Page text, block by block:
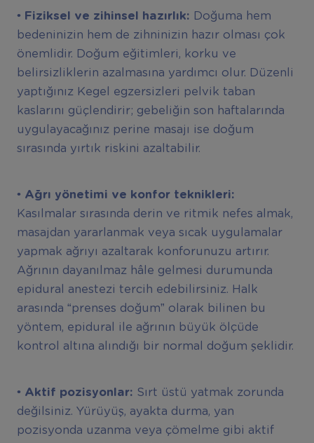
• Fiziksel ve zihinsel hazırlık: Doğuma hem
bedeninizin hem de zihninizin hazır olması çok
önemlidir. Doğum eğitimleri, korku ve
belirsizliklerin azalmasına yardımcı olur. Düzenli
yaptığınız Kegel egzersizleri pelvik taban
kaslarını güçlendirir; gebeliğin son haftalarında
uygulayacağınız perine masajı ise doğum
sırasında yırtık riskini azaltabilir.
• Ağrı yönetimi ve konfor teknikleri:
Kasılmalar sırasında derin ve ritmik nefes almak,
masajdan yararlanmak veya sıcak uygulamalar
yapmak ağrıyı azaltarak konforunuzu artırır.
Ağrının dayanılmaz hâle gelmesi durumunda
epidural anestezi tercih edebilirsiniz. Halk
arasında “prenses doğum” olarak bilinen bu
yöntem, epidural ile ağrının büyük ölçüde
kontrol altına alındığı bir normal doğum şeklidir.
• Aktif pozisyonlar: Sırt üstü yatmak zorunda
değilsiniz. Yürüyüş, ayakta durma, yan
pozisyonda uzanma veya çömelme gibi aktif